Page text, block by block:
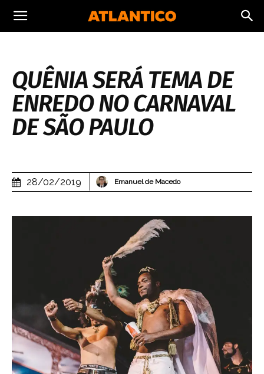
QUÊNIA SERÁ TEMA DE
ENREDO NO CARNAVAL
DE SÃO PAULO
28/02/2019 Emanuel de Macedo